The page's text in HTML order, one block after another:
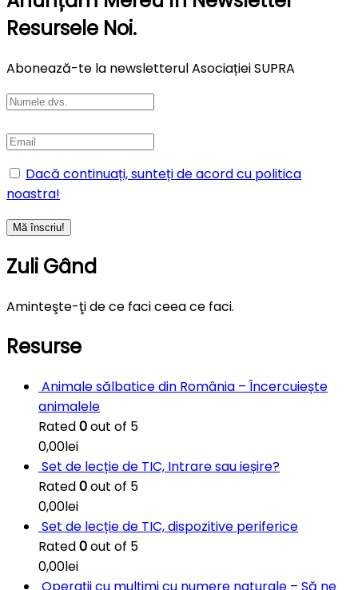
Resursele Noi.
Abonează-te la newsletterul Asociației SUPRA
Dacă continuați, sunteți de acord cu politica
noastra!
Zuli Gând
Aminteşte-ţi de ce faci ceea ce faci.
Resurse
Animale sălbatice din România – Încercuiește
animalele
Rated0out of 5
0,00lei
Set de lecție de TIC, Intrare sau ieșire?
Rated0out of 5
0,00lei
Set de lecție de TIC, dispozitive periferice
Rated0out of 5
0,00lei